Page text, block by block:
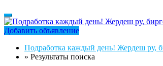
Добавить объявление
Подработка каждый день! Жердеш ру,
» Результаты поиска